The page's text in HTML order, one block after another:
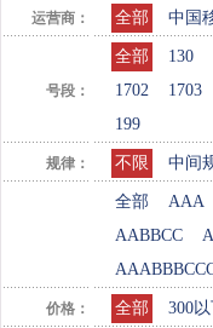
运营商： 全部 中国
号段：
全部 130
1702
1703
199
规律： 不限 中间
全部 AAA
AABBCC
价格： 全部 300